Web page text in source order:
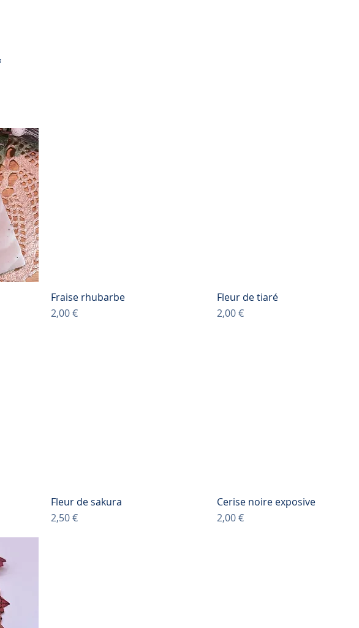
Fraise rhubarbe
Prix
2,00 €
Fleur de tiaré
Prix
2,00 €
Fleur de sakura
Prix
2,50 €
Cerise noire exposive
Prix
2,00 €